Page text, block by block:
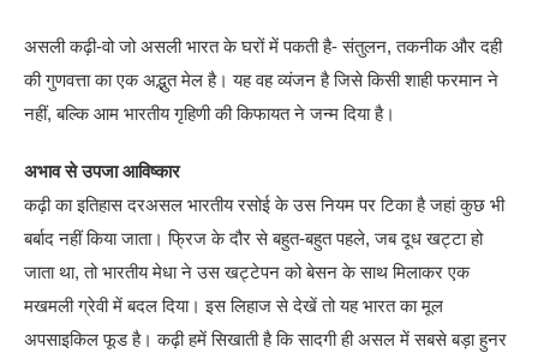
असली कढ़ी-वो जो असली भारत के घरों में पकती है- संतुलन, तकनीक और दही
की गुणवत्ता का एक अद्भुत मेल है। यह वह व्यंजन है जिसे किसी शाही फरमान ने
नहीं, बल्कि आम भारतीय गृहिणी की किफायत ने जन्म दिया है।
अभाव से उपजा आविष्कार
कढ़ी का इतिहास दरअसल भारतीय रसोई के उस नियम पर टिका है जहां कुछ भी
बर्बाद नहीं किया जाता। फ्रिज के दौर से बहुत-बहुत पहले, जब दूध खट्टा हो
जाता था, तो भारतीय मेधा ने उस खट्टेपन को बेसन के साथ मिलाकर एक
मखमली ग्रेवी में बदल दिया। इस लिहाज से देखें तो यह भारत का मूल
अपसाइकिल फूड है। कढ़ी हमें सिखाती है कि सादगी ही असल में सबसे बड़ा हुनर